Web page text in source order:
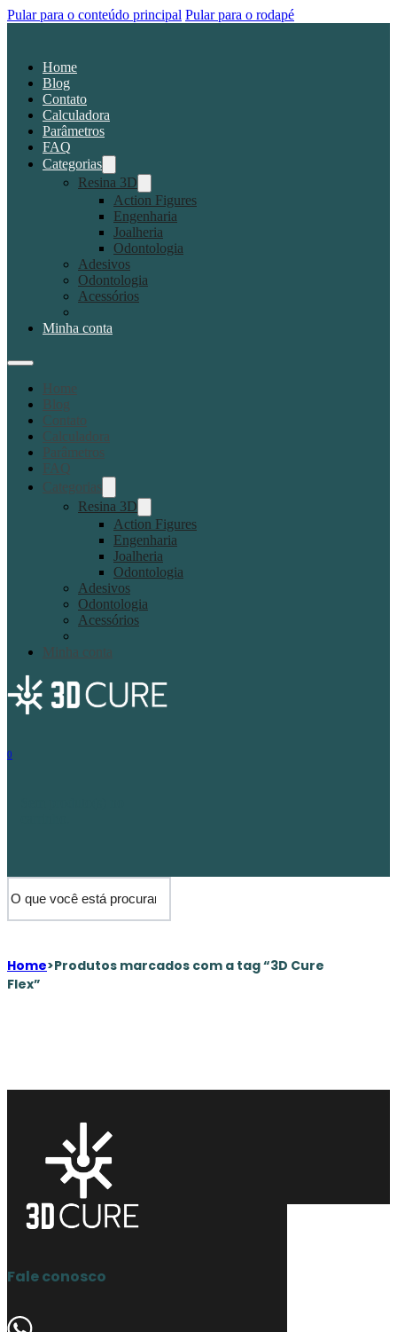
Pular para o conteúdo principal Pular para o rodapé
Home
Blog
Contato
Calculadora
Parâmetros
FAQ
Categorias
Resina 3D
Action Figures
Engenharia
Joalheria
Odontologia
Adesivos
Odontologia
Acessórios
Minha conta
Home
Blog
Contato
Calculadora
Parâmetros
FAQ
Categorias
Resina 3D
Action Figures
Engenharia
Joalheria
Odontologia
Adesivos
Odontologia
Acessórios
Minha conta
0
Home>Produtos marcados com a tag “3D Cure
Flex”
Fale conosco
Copyright © 2026 3D Cure